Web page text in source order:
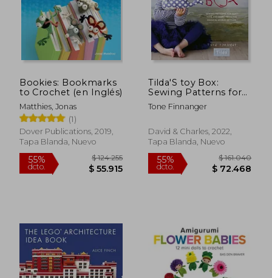
45%
Bookies: Bookmarks
to Crochet (en Inglés)
Matthies, Jonas
(1)
Dover Publications, 2019,
Tapa Blanda, Nuevo
Tilda'S toy Box:
Sewing Patterns for
Soft Toys and More
From the Magical
Inglés)
Tone Finnanger
David & Charles, 2022,
Tapa Blanda, Nuevo